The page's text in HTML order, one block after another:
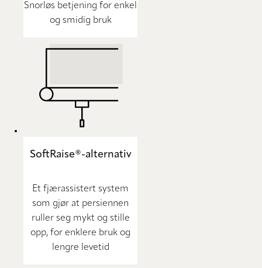
Snorløs betjening for enkel
og smidig bruk
SoftRaise®-alternativ
Et fjærassistert system
som gjør at persiennen
ruller seg mykt og stille
opp, for enklere bruk og
lengre levetid